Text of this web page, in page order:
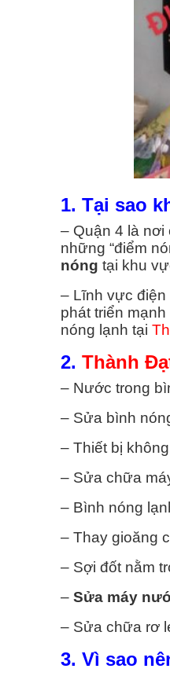
1. Tại sao
– Quận 4 là nơi
những “điểm
nóng tại khu
– Lĩnh vực điện
phát triển
nóng lạnh tại
2. Thành
– Nước trong
– Sửa bình
– Thiết bị
– Sửa chữa
– Bình nóng
– Thay gioăng
– Sợi đốt nằm
– Sửa máy
– Sửa chữa rơ
3. Vì sao
Công Ống Đồng Máy Lạnh
Công Ống Đồng Máy Lạnh
Công Ống Đồng Máy Lạnh
Tất Cả >>
VỤ VỆ SINH MÁY GIẶT
Sinh Máy Giặt Quận 1
Sinh Máy Giặt Quận 2
Sinh Máy Giặt Quận 4
Sinh Máy Giặt Quận 5
Sinh Máy Giặt Quận 7
Tất Cả >>